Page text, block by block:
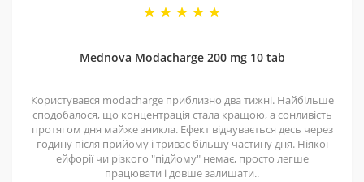
допомогли багатьом клієнтам. Нам приємно, що нас
Mednova Modacharge 200 mg 10 tab
Користувався modacharge приблизно два тижні. Найбільше
сподобалося, що концентрація стала кращою, а сонливість
протягом дня майже зникла. Ефект відчувається десь через
годину після прийому і триває більшу частину дня. Ніякої
ейфорії чи різкого "підйому" немає, просто легше
працювати і довше залишати..